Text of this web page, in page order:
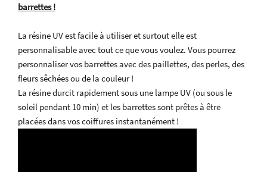
barrettes !
La résine UV est facile à utiliser et surtout elle est
personnalisable avec tout ce que vous voulez. Vous pourrez
personnaliser vos barrettes avec des paillettes, des perles, des
fleurs sêchées ou de la couleur !
La résine durcit rapidement sous une lampe UV (ou sous le
soleil pendant 10 min) et les barrettes sont prêtes à être
placées dans vos coiffures instantanément !